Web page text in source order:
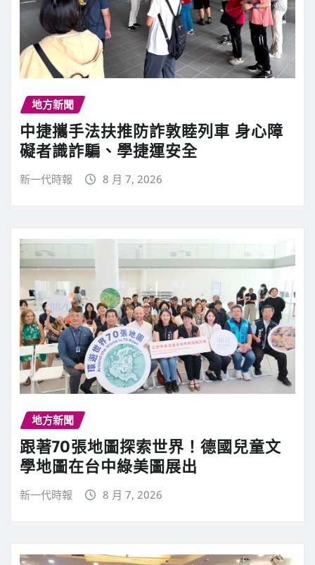
地方新聞
中捷攜手法扶推防詐敦睦列車 身心障
礙者識詐騙、學捷運安全
新一代時報 8 月 7, 2026
地方新聞
跟著70張地圖探索世界！德國兒童文
學地圖在台中綠美圖展出
新一代時報 8 月 7, 2026